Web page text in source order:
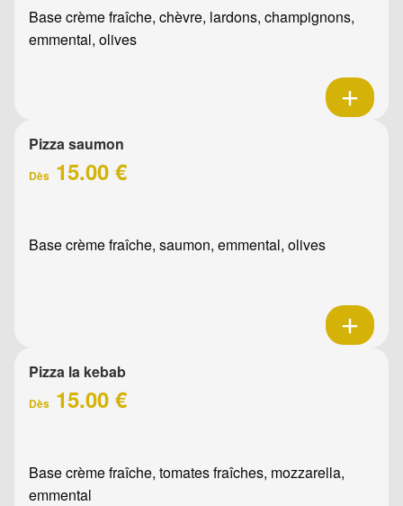
Base crème fraîche, chèvre, lardons, champignons,
emmental, olives
Pizza saumon
Dès 15.00 €
Base crème fraîche, saumon, emmental, olives
Pizza la kebab
Dès 15.00 €
Base crème fraîche, tomates fraîches, mozzarella,
emmental